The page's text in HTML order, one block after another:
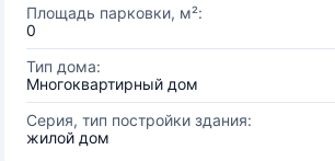
Площадь парковки, м²:
0
Тип дома:
Многоквартирный дом
Серия, тип постройки здания:
жилой дом